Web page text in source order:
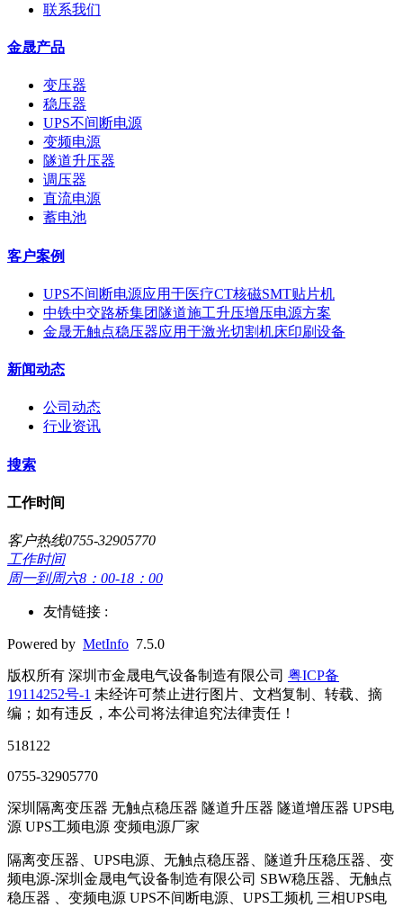
联系我们
金晟产品
变压器
稳压器
UPS不间断电源
变频电源
隧道升压器
调压器
直流电源
蓄电池
客户案例
UPS不间断电源应用于医疗CT核磁SMT贴片机
中铁中交路桥集团隧道施工升压增压电源方案
金晟无触点稳压器应用于激光切割机床印刷设备
新闻动态
公司动态
行业资讯
搜索
工作时间
客户热线0755-32905770
工作时间
周一到周六8：00-18：00
友情链接 :
Powered by MetInfo 7.5.0
版权所有 深圳市金晟电气设备制造有限公司 粤ICP备
19114252号-1 未经许可禁止进行图片、文档复制、转载、摘
编；如有违反，本公司将法律追究法律责任！
518122
0755-32905770
深圳隔离变压器 无触点稳压器 隧道升压器 隧道增压器 UPS电
源 UPS工频电源 变频电源厂家
隔离变压器、UPS电源、无触点稳压器、隧道升压稳压器、变
频电源-深圳金晟电气设备制造有限公司 SBW稳压器、无触点
稳压器 、变频电源 UPS不间断电源、UPS工频机 三相UPS电